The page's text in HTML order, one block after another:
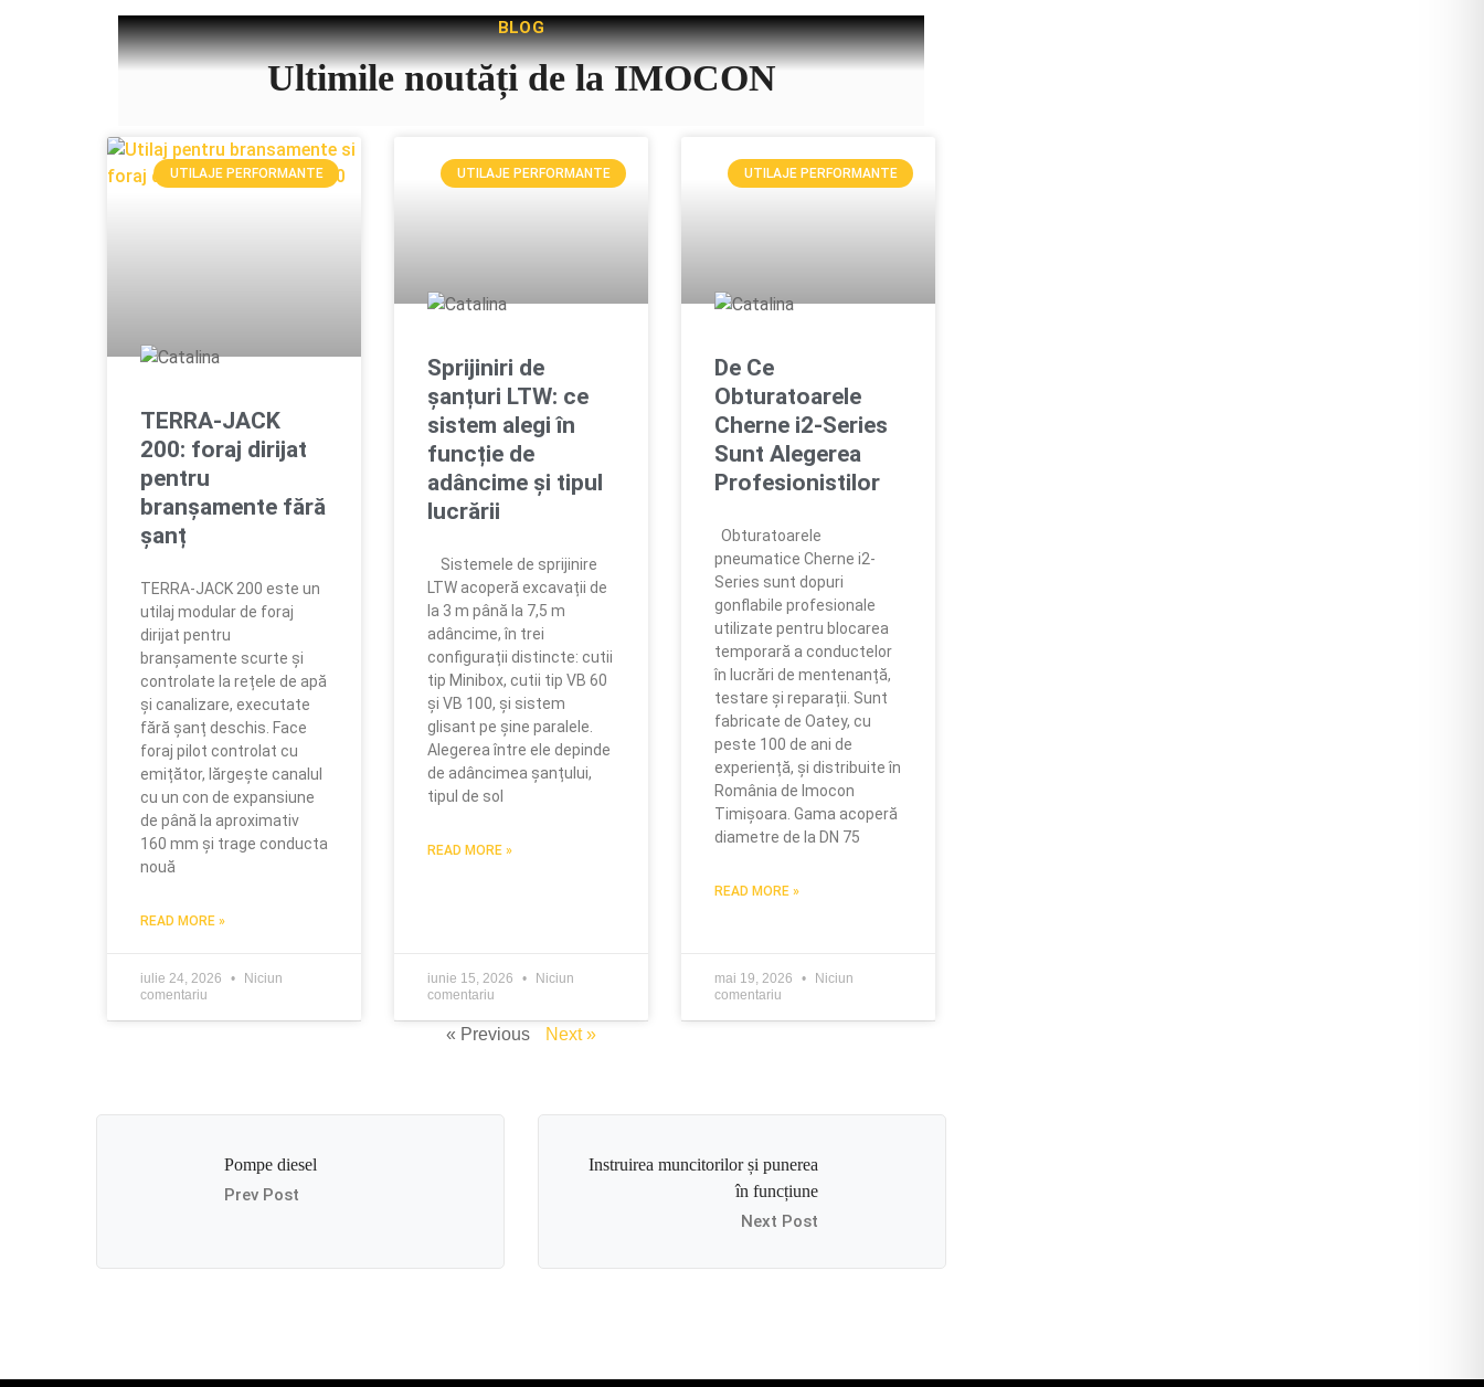
BLOG
Ultimile noutăți de la IMOCON
UTILAJE PERFORMANTE
TERRA-JACK
200: foraj dirijat
pentru
branșamente fără
șanț
TERRA-JACK 200 este un
utilaj modular de foraj
dirijat pentru
branșamente scurte și
controlate la rețele de apă
și canalizare, executate
fără șanț deschis. Face
foraj pilot controlat cu
emițător, lărgește canalul
cu un con de expansiune
de până la aproximativ
160 mm și trage conducta
nouă
READ MORE »
iulie 24, 2026
Niciun
comentariu
UTILAJE PERFORMANTE
Sprijiniri de
șanțuri LTW: ce
sistem alegi în
funcție de
adâncime și tipul
lucrării
Sistemele de sprijinire
LTW acoperă excavații de
la 3 m până la 7,5 m
adâncime, în trei
configurații distincte: cutii
tip Minibox, cutii tip VB 60
și VB 100, și sistem
glisant pe șine paralele.
Alegerea între ele depinde
de adâncimea șanțului,
tipul de sol
READ MORE »
iunie 15, 2026
Niciun
comentariu
UTILAJE PERFORMANTE
De Ce
Obturatoarele
Cherne i2-Series
Sunt Alegerea
Profesionistilor
Obturatoarele
pneumatice Cherne i2-
Series sunt dopuri
gonflabile profesionale
utilizate pentru blocarea
temporară a conductelor
în lucrări de mentenanță,
testare și reparații. Sunt
fabricate de Oatey, cu
peste 100 de ani de
experiență, și distribuite în
România de Imocon
Timișoara. Gama acoperă
diametre de la DN 75
READ MORE »
mai 19, 2026
Niciun
comentariu
« Previous Next »
Pompe diesel
Prev Post
Instruirea muncitorilor și punerea
în funcțiune
Next Post